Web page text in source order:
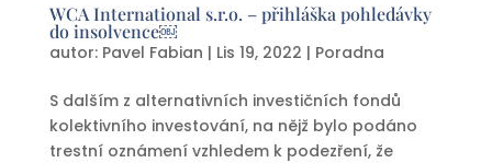
WCA International s.r.o. – přihláška pohledávky
do insolvence￼
autor: Pavel Fabian | Lis 19, 2022 | Poradna
S dalším z alternativních investičních fondů
kolektivního investování, na nějž bylo podáno
trestní oznámení vzhledem k podezření, že